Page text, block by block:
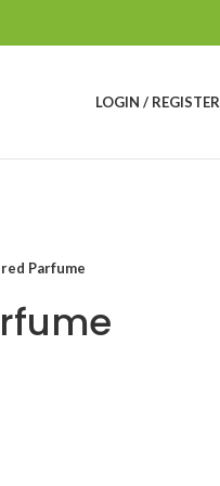
LOGIN / REGISTER
Parfume